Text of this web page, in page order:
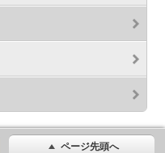
ページ先頭へ